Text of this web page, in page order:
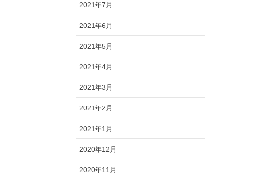
2021年7月
2021年6月
2021年5月
2021年4月
2021年3月
2021年2月
2021年1月
2020年12月
2020年11月